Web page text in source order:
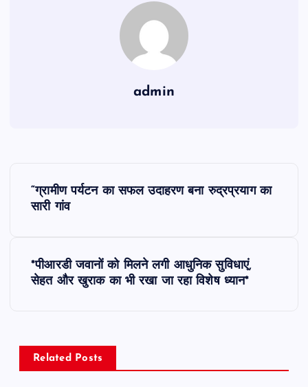
admin
a
“ग्रामीण पर्यटन का सफल उदाहरण बना रुद्रप्रयाग का
सारी गांव
*पीआरडी जवानों को मिलने लगी आधुनिक सुविधाएं,
सेहत और खुराक का भी रखा जा रहा विशेष ध्यान*
Related Posts